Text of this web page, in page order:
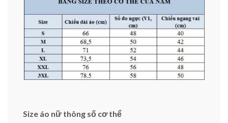
Size áo nữ thông số cơ thể